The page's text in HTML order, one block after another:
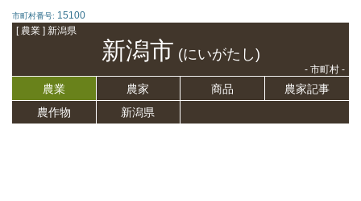
市町村番号: 15100
[ 農業 ] 新潟県
新潟市 (にいがたし)
- 市町村 -
農業 農家 商品
農家記事
農作物
新潟県